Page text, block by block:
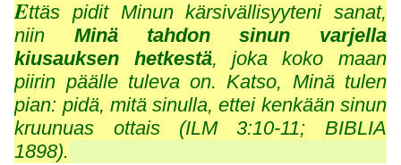
Ettäs pidit Minun kärsivällisyyteni sanat,
niin Minä tahdon sinun varjella
kiusauksen hetkestä, joka koko maan
piirin päälle tuleva on. Katso, Minä tulen
pian: pidä, mitä sinulla, ettei kenkään sinun
kruunuas ottais (ILM 3:10-11; BIBLIA
1898).